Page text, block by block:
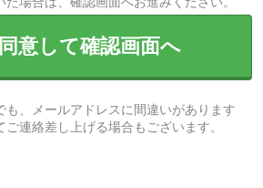
意して確認画面へ
、メールアドレスに間違いがあります
連絡差し上げる場合もございます。